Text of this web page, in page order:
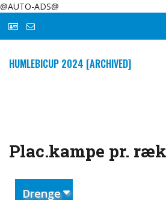
@AUTO-ADS@
HUMLEBICUP 2024 [ARCHIVED]
Plac.kampe pr.
Drenge